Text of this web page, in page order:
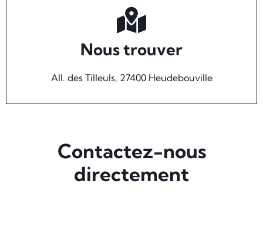
Nous trouver
All. des Tilleuls, 27400 Heudebouville
Contactez-nous
directement